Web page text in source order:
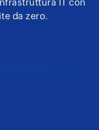
IT con
da zero.